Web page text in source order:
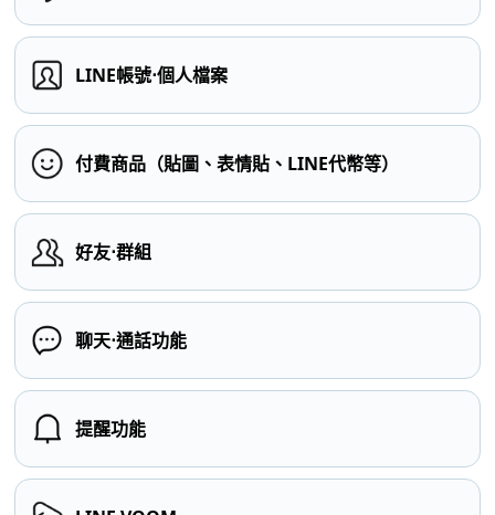
LINE帳號⋅個人檔案
付費商品（貼圖、表情貼、LINE代幣等）
好友⋅群組
聊天⋅通話功能
提醒功能